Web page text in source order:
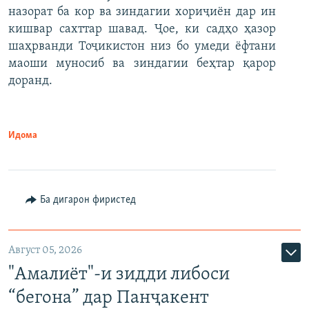
назорат ба кор ва зиндагии хориҷиён дар ин
кишвар сахттар шавад. Ҷое, ки садҳо ҳазор
шаҳрванди Тоҷикистон низ бо умеди ёфтани
маоши муносиб ва зиндагии беҳтар қарор
доранд.
Идома
Ба дигарон фиристед
Август 05, 2026
"Амалиёт"-и зидди либоси
“бегона” дар Панҷакент